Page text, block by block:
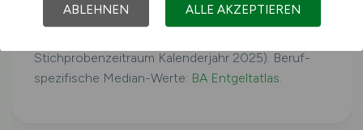
Quelle: Statistisches Bundesamt,
Stichprobenzeitraum Kalenderjahr 2025). Beruf-
spezifische Median-Werte: BA Entgeltatlas.
ABLEHNEN ALLE AKZEPTIEREN